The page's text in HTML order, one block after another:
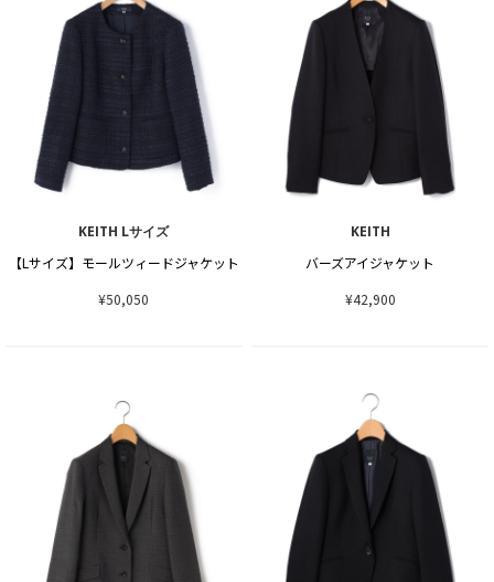
KEITH Lサイズ
【Lサイズ】モールツィードジャケット
¥50,050
KEITH
バーズアイジャケット
¥42,900